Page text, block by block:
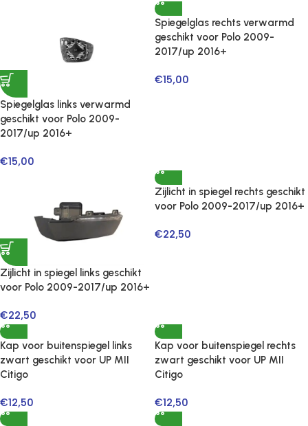
Spiegelglas links verwarmd
geschikt voor Polo 2009-
2017/up 2016+
€15,00
Spiegelglas rechts verwarmd
geschikt voor Polo 2009-
2017/up 2016+
€15,00
Zijlicht in spiegel links geschikt
voor Polo 2009-2017/up 2016+
€22,50
Zijlicht in spiegel rechts geschikt
voor Polo 2009-2017/up 2016+
€22,50
Kap voor buitenspiegel links
zwart geschikt voor UP MII
Citigo
€12,50
Kap voor buitenspiegel rechts
zwart geschikt voor UP MII
Citigo
€12,50